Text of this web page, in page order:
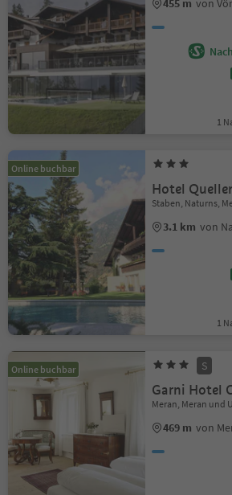
455 m von
1
Online buchbar
Hotel
Staben, Naturns,
3.1 km von
1
Online buchbar S
Garni Hotel
Meran, Meran und
469 m von